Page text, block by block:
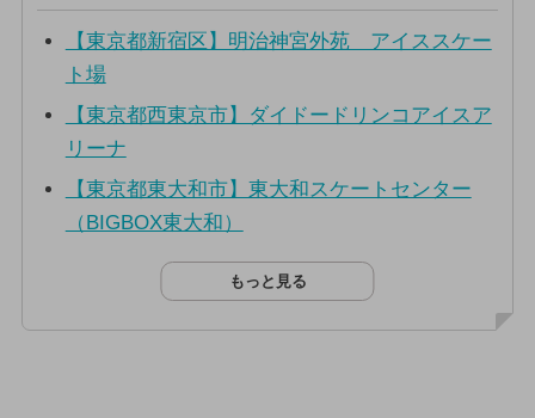
【東京都新宿区】明治神宮外苑 アイススケー
ト場
【東京都西東京市】ダイドードリンコアイスア
リーナ
【東京都東大和市】東大和スケートセンター
（BIGBOX東大和）
もっと見る